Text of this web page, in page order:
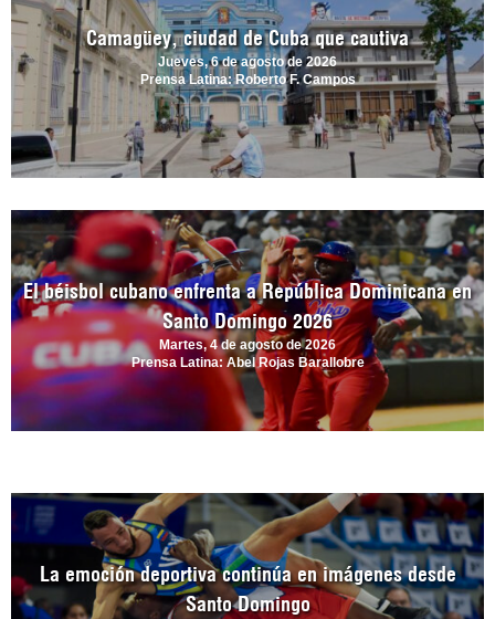
Camagüey, ciudad de Cuba que cautiva
Jueves, 6 de agosto de 2026
Prensa Latina: Roberto F. Campos
El béisbol cubano enfrenta a República Dominicana en
Santo Domingo 2026
Martes, 4 de agosto de 2026
Prensa Latina: Abel Rojas Barallobre
La emoción deportiva continúa en imágenes desde
Santo Domingo